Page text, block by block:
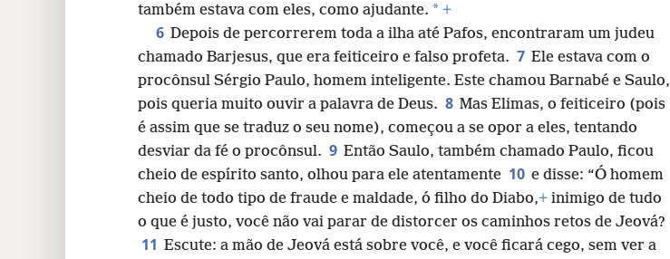
também estava com eles, como ajudante. * +
6 Depois de percorrerem toda a ilha até Pafos, encontraram um judeu
chamado Barjesus, que era feiticeiro e falso profeta. 7 Ele estava com o
procônsul Sérgio Paulo, homem inteligente. Este chamou Barnabé e Saulo,
pois queria muito ouvir a palavra de Deus. 8 Mas Elimas, o feiticeiro (pois
é assim que se traduz o seu nome), começou a se opor a eles, tentando
desviar da fé o procônsul. 9 Então Saulo, também chamado Paulo, ficou
cheio de espírito santo, olhou para ele atentamente 10 e disse: “Ó homem
cheio de todo tipo de fraude e maldade, ó filho do Diabo,+ inimigo de tudo
o que é justo, você não vai parar de distorcer os caminhos retos de Jeová?
11 Escute: a mão de Jeová está sobre você, e você ficará cego, sem ver a